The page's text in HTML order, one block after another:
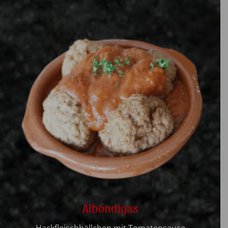
Albóndigas